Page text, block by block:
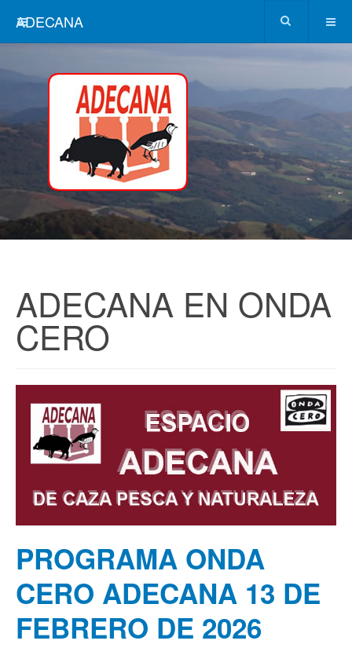
ADECANA
ADECANA EN ONDA
CERO
PROGRAMA ONDA
CERO ADECANA 13 DE
FEBRERO DE 2026